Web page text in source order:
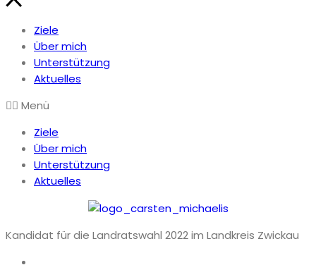
Ziele
Über mich
Unterstützung
Aktuelles
Menü
Ziele
Über mich
Unterstützung
Aktuelles
Kandidat für die Landratswahl 2022 im Landkreis Zwickau